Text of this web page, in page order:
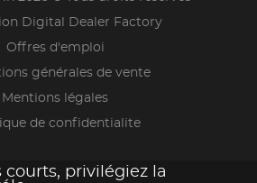
Digital Dealer Factory
Offres d'emploi
générales de vente
Mentions légales
de confidentialite
courts, privilégiez la